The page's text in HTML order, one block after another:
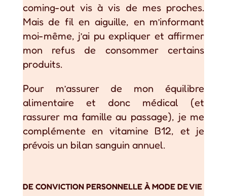
coming-out vis à vis de mes proches.
Mais de fil en aiguille, en m’informant
moi-même, j’ai pu expliquer et affirmer
mon refus de consommer certains
produits.
Pour m’assurer de mon équilibre
alimentaire et donc médical (et
rassurer ma famille au passage), je me
complémente en vitamine B12, et je
prévois un bilan sanguin annuel.
DE CONVICTION PERSONNELLE À MODE DE VIE